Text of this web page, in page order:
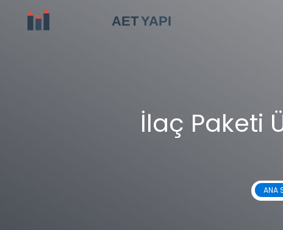
İlaç Paketi
ANA